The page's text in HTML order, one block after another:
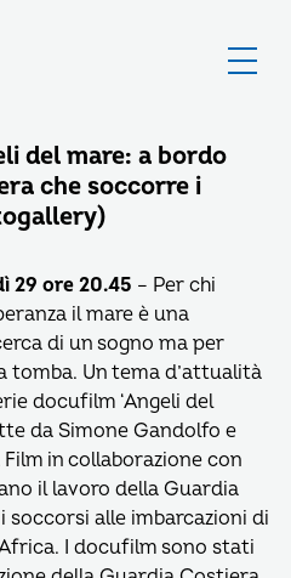
del mare: a bordo
che soccorre i
29 ore 20.45 – Per chi
il mare è una
di un sogno ma per
tomba. Un tema d’attualità
docufilm ‘Angeli del
da Simone Gandolfo e
in collaborazione con
il lavoro della Guardia
soccorsi alle imbarcazioni di
I docufilm sono stati